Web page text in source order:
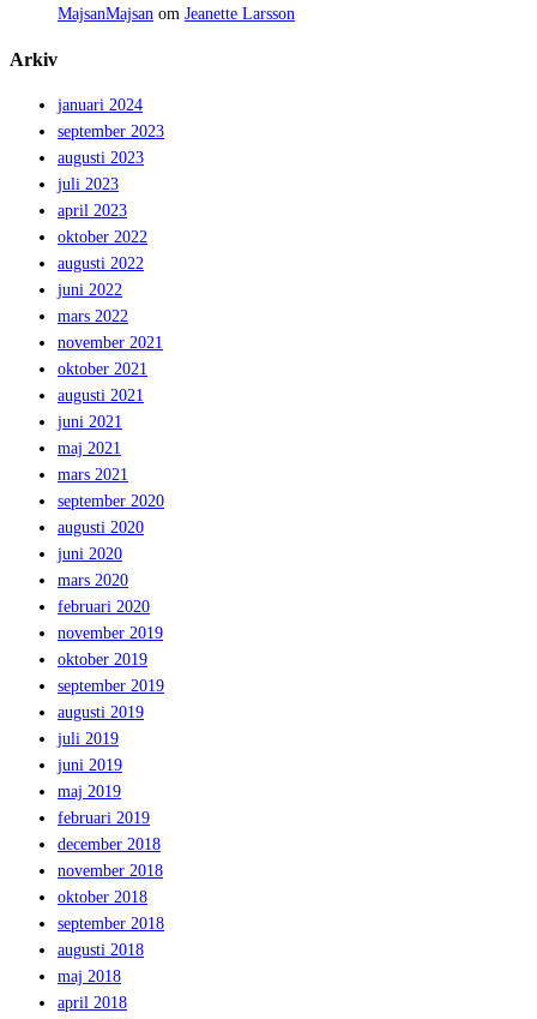
MajsanMajsan om Jeanette Larsson
Arkiv
januari 2024
september 2023
augusti 2023
juli 2023
april 2023
oktober 2022
augusti 2022
juni 2022
mars 2022
november 2021
oktober 2021
augusti 2021
juni 2021
maj 2021
mars 2021
september 2020
augusti 2020
juni 2020
mars 2020
februari 2020
november 2019
oktober 2019
september 2019
augusti 2019
juli 2019
juni 2019
maj 2019
februari 2019
december 2018
november 2018
oktober 2018
september 2018
augusti 2018
maj 2018
april 2018